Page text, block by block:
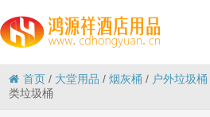
首页 / 大堂用品 /烟灰桶 / 户外垃圾桶
类垃圾桶